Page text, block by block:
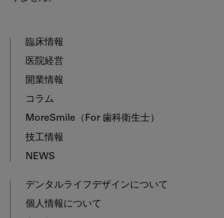
臨床情報
医院経営
開業情報
コラム
MoreSmile （For 歯科衛生士）
技工情報
NEWS
デンタルライフデザインについて
個人情報について